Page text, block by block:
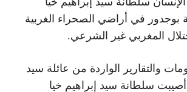
بوجدور في أراضي الصحراء الغربية
المغربي غير الشرعي.
والتقارير الواردة من عائلة سيد
أصيبت سلطانة سيد إبراهيم خيا